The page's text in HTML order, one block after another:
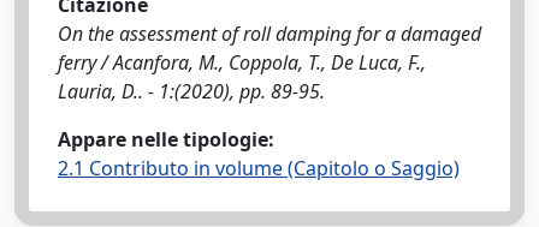
On the assessment of roll damping for a damaged
ferry / Acanfora, M., Coppola, T., De Luca, F.,
Lauria, D.. - 1:(2020), pp. 89-95.
Appare nelle tipologie:
2.1 Contributo in volume (Capitolo o Saggio)